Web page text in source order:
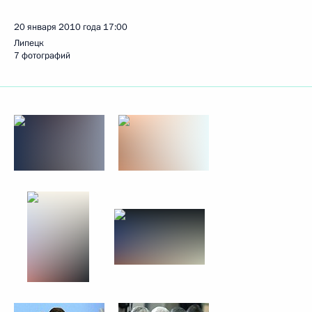
20 января 2010 года 17:00
Липецк
7 фотографий